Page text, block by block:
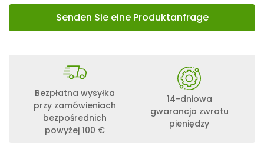
Senden Sie eine Produktanfrage
Bezpłatna wysyłka
przy zamówieniach
bezpośrednich
powyżej 100 €
14-dniowa
gwarancja zwrotu
pieniędzy